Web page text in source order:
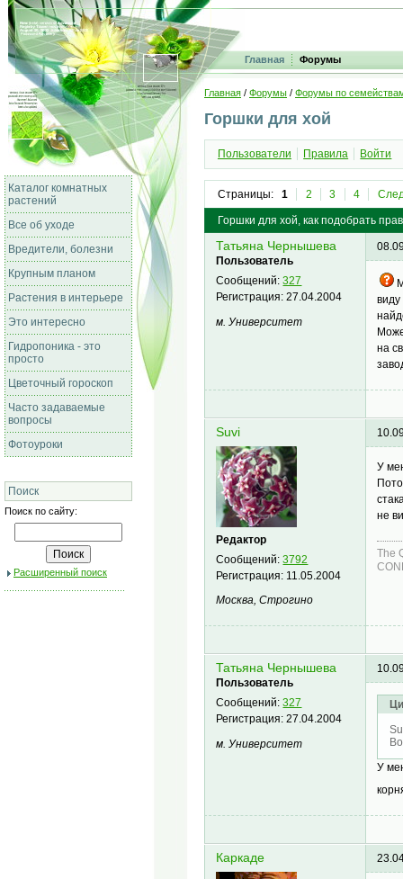
Главная Форумы
Каталог комнатных
растений
Все об уходе
Вредители, болезни
Крупным планом
Растения в интерьере
Это интересно
Гидропоника - это
просто
Цветочный гороскоп
Часто задаваемые
вопросы
Фотоуроки
Поиск
Поиск по сайту:
Расширенный поиск
Главная / Форумы / Форумы по
Горшки для хой
Пользователи Правила Войти
Страницы: 1 2 3 4
Горшки для хой, как подобрать
Татьяна Чернышева
Пользователь
Сообщений:327
Регистрация:27.04.2004
м. Университет
на
Suvi
Редактор
Сообщений:3792
Регистрация: 11.05.2004
Москва, Строгино
У
не
The
Татьяна Чернышева
Пользователь
Сообщений:327
Регистрация:27.04.2004
м. Университет
У
Каркаде